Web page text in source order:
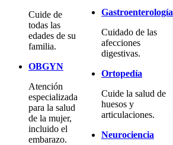
Cuide de
todas las
edades de su
familia.
OBGYN
Atención
especializada
para la salud
de la mujer,
incluido el
embarazo.
Gastroenterología
Cuidado de las
afecciones
digestivas.
Ortopedía
Cuide la salud de
huesos y
articulaciones.
Neurociencia